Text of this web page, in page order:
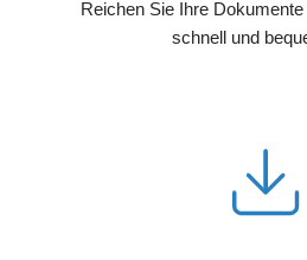
Reichen Sie Ihre
schnell und